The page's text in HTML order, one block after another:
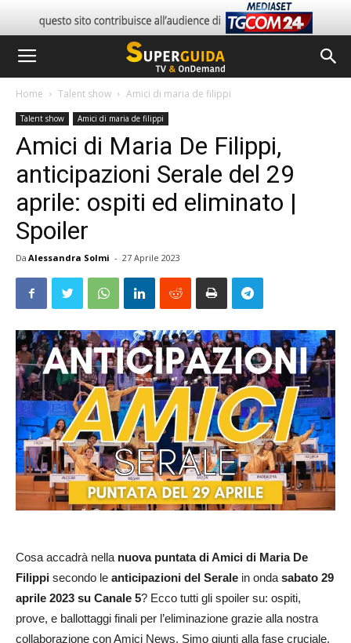
Home Talent show Amici di maria de filippi
Talent show Amici di maria de filippi
Amici di Maria De Filippi,
anticipazioni Serale del 29
aprile: ospiti ed eliminato |
Spoiler
Da Alessandra Solmi - 27 Aprile 2023
Cosa accadrà nella nuova puntata di Amici di Maria De
Filippi secondo le anticipazioni del Serale in onda sabato 29
aprile 2023 su Canale 5? Ecco tutti gli spoiler su: ospiti,
prove, e ballottaggi finali per l’eliminazione grazie alla nostra
collaborazione con Amici News. Simo giunti alla fase cruciale.